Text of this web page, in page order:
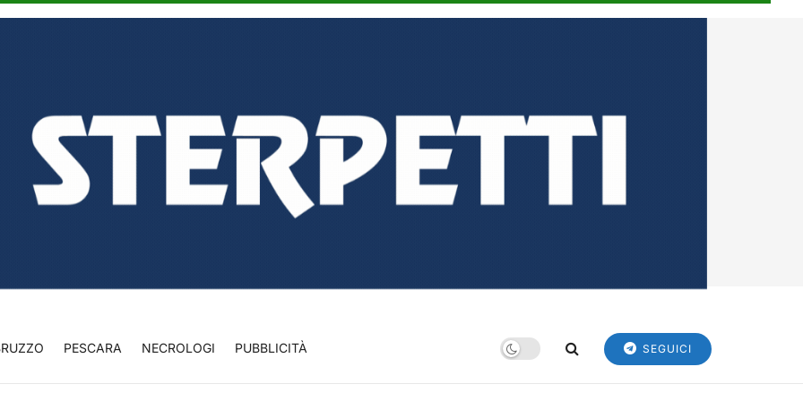
PESCARA NECROLOGI PUBBLICITÀ SEGUICI